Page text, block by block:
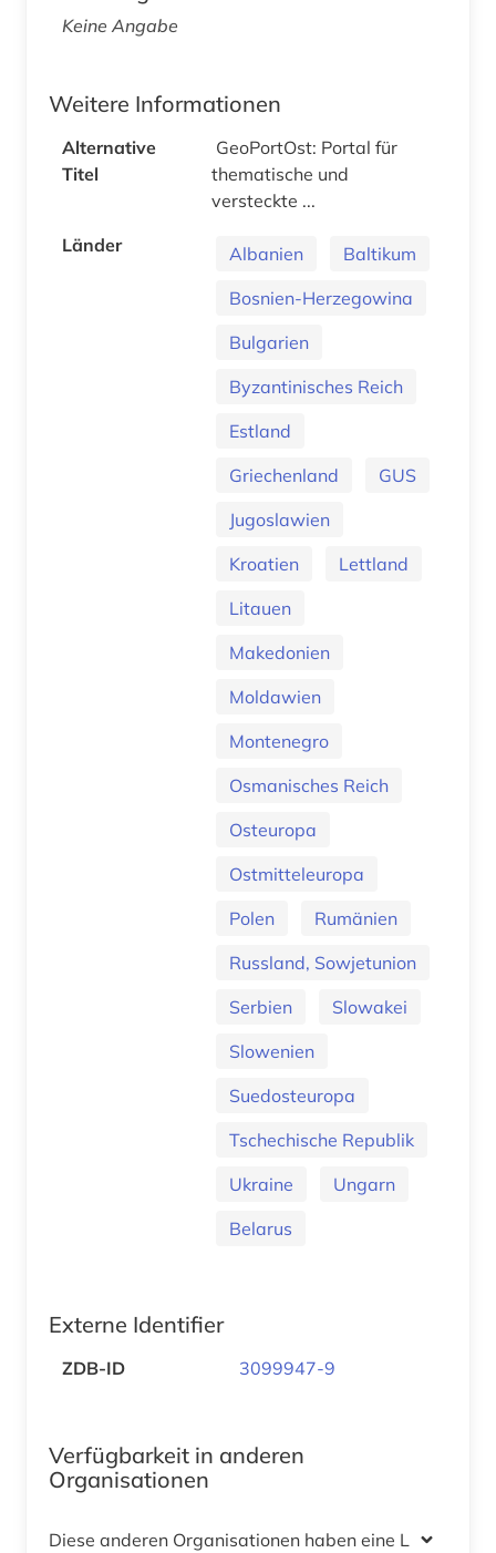
Keine Angabe
Weitere Informationen
Alternative
Titel
GeoPortOst: Portal für
thematische und
versteckte ...
Länder
Albanien
Baltikum
Bosnien-Herzegowina
Bulgarien
Byzantinisches Reich
Estland
Griechenland
GUS
Jugoslawien
Kroatien
Lettland
Litauen
Makedonien
Moldawien
Montenegro
Osmanisches Reich
Osteuropa
Ostmitteleuropa
Polen
Rumänien
Russland, Sowjetunion
Serbien
Slowakei
Slowenien
Suedosteuropa
Tschechische Republik
Ukraine
Ungarn
Belarus
Externe Identifier
ZDB-ID 3099947-9
Verfügbarkeit in anderen
Organisationen
Diese anderen Organisationen haben eine Lizenz